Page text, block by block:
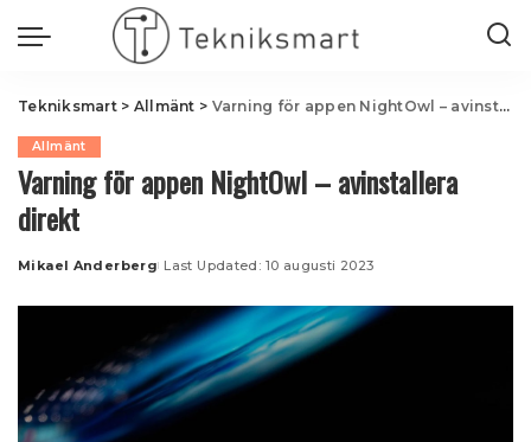
Tekniksmart> Allmänt > Varning för appen NightOwl – avinstallera direkt
Allmänt
Varning för appen NightOwl – avinstallera
direkt
Posted
Mikael Anderberg Last Updated: 10 augusti 2023